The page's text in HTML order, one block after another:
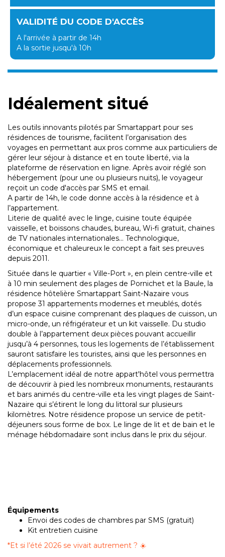
VALIDITÉ DU CODE D'ACCÈS
A l'arrivée à partir de 14h
A la sortie jusqu'à 10h
Idéalement situé
Les outils innovants pilotés par Smartappart pour ses
résidences de tourisme, facilitent l’organisation des
voyages en permettant aux pros comme aux particuliers de
gérer leur séjour à distance et en toute liberté, via la
plateforme de réservation en ligne. Après avoir réglé son
hébergement (pour une ou plusieurs nuits), le voyageur
reçoit un code d'accès par SMS et email.
A partir de 14h, le code donne accès à la résidence et à
l’appartement.
Literie de qualité avec le linge, cuisine toute équipée
vaisselle, et boissons chaudes, bureau, Wi-fi gratuit, chaines
de TV nationales internationales… Technologique,
économique et chaleureux le concept a fait ses preuves
depuis 2011.
Située dans le quartier « Ville-Port », en plein centre-ville et
à 10 min seulement des plages de Pornichet et la Baule, la
résidence hôtelière Smartappart Saint-Nazaire vous
propose 31 appartements modernes et meublés, dotés
d’un espace cuisine comprenant des plaques de cuisson, un
micro-onde, un réfrigérateur et un kit vaisselle. Du studio
double à l’appartement deux pièces pouvant accueillir
jusqu’à 4 personnes, tous les logements de l’établissement
sauront satisfaire les touristes, ainsi que les personnes en
déplacements professionnels.
L’emplacement idéal de notre appart'hôtel vous permettra
de découvrir à pied les nombreux monuments, restaurants
et bars animés du centre-ville eta les vingt plages de Saint-
Nazaire qui s’étirent le long du littoral sur plusieurs
kilomètres. Notre résidence propose un service de petit-
déjeuners sous forme de box. Le linge de lit et de bain et le
ménage hébdomadaire sont inclus dans le prix du séjour.
Équipements
Envoi des codes de chambres par SMS (gratuit)
Kit entretien cuisine
*Et si l’été 2026 se vivait autrement ? ☀️